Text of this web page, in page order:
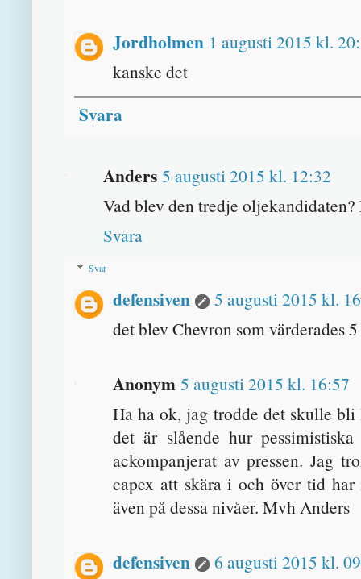
Jordholmen 1 augusti 2015 kl.
kanske det
Svara
Anders 5 augusti 2015 kl. 12:32
Vad blev den tredje
Svara
Svar
defensiven
5 augusti 2015 kl.
det blev Chevron som värderades
Anonym 5 augusti 2015 kl. 16:57
Ha ha ok, jag trodde det skulle
det är slående hur
ackompanjerat av pressen. Jag
capex att skära i och över tid
även på dessa nivåer. Mvh Anders
defensiven
6 augusti 2015 kl.